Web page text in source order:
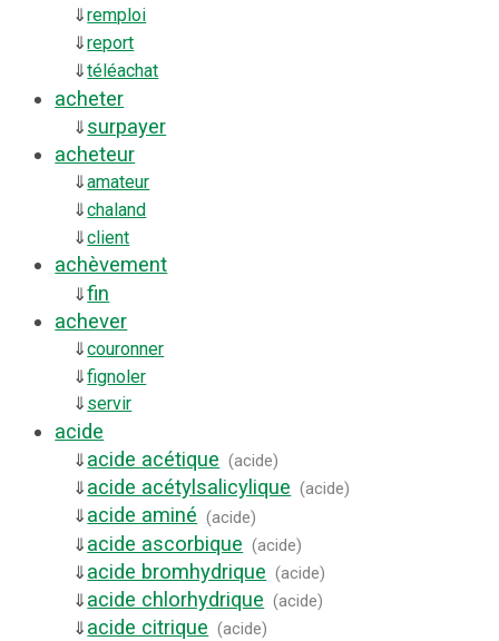
⇓remploi
⇓report
⇓téléachat
acheter
⇓ surpayer
acheteur
⇓amateur
⇓chaland
⇓client
achèvement
⇓fin
achever
⇓couronner
⇓fignoler
⇓ servir
acide
⇓ acide acétique (acide)
⇓ acide acétylsalicylique (acide)
⇓ acide aminé (acide)
⇓ acide ascorbique (acide)
⇓ acide bromhydrique (acide)
⇓ acide chlorhydrique (acide)
⇓ acide citrique (acide)